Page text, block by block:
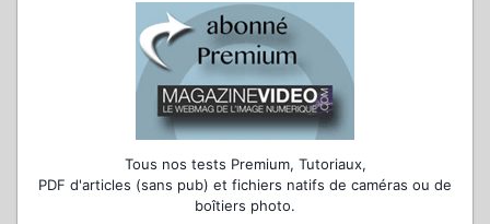
Tous nos tests Premium, Tutoriaux,
PDF d'articles (sans pub) et fichiers natifs de caméras ou de
boîtiers photo.